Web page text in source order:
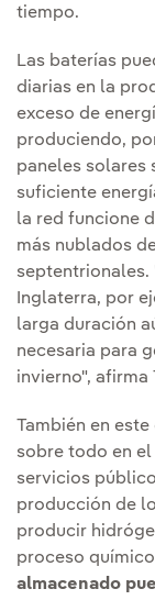
tiempo.
Las baterías
diarias en la
exceso de
produciendo,
paneles solares
suficiente
la red funcione
más nublados
septentrionales.
Inglaterra, por
larga duración
necesaria para
invierno", afirma
También en
sobre todo en
servicios
producción de
producir
proceso
almacenado